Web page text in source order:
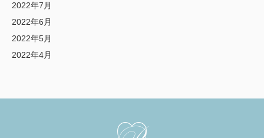
2022年7月
2022年6月
2022年5月
2022年4月